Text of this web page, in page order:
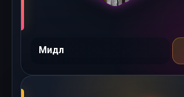
Мидл